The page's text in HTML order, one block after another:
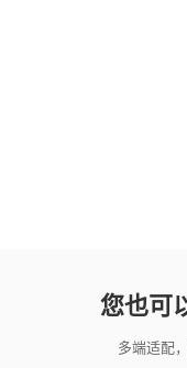
您也可
多端适配